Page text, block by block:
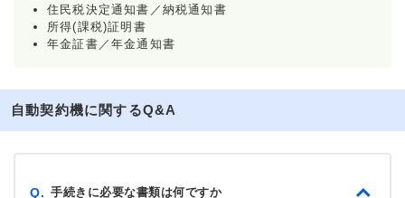
住民税決定通知書／納税通知書
所得(課税)証明書
年金証書／年金通知書
自動契約機に関するQ&A
Q. 手続きに必要な書類は何ですか